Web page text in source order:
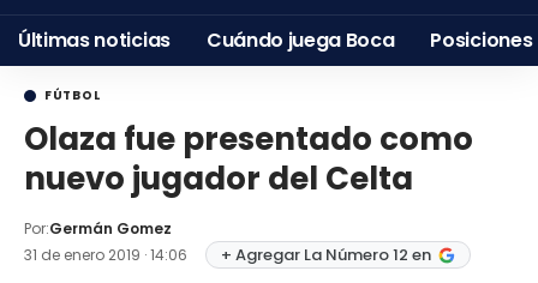
Últimas noticias Cuándo juega Boca Posiciones
FÚTBOL
Olaza fue presentado como
nuevo jugador del Celta
Por:Germán Gomez
31 de enero 2019 · 14:06
+ Agregar La Número 12 en